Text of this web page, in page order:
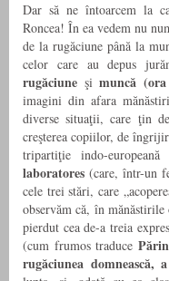
Dar să ne întoarcem la
Roncea! În ea vedem nu
de la rugăciune până la
celor care au depus
rugăciune şi muncă
imagini din afara
diverse situaţii, care ţin
creşterea copiilor, de
tripartiţie indo-
laboratores (care, într-un
cele trei stări, care
observăm că, în
pierdut cea de-a treia
(cum frumos traduce
rugăciunea domnească,